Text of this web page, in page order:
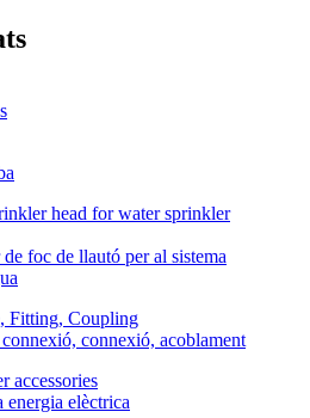
foc de llautó per al sistema
connexió, acoblament
energia elèctrica